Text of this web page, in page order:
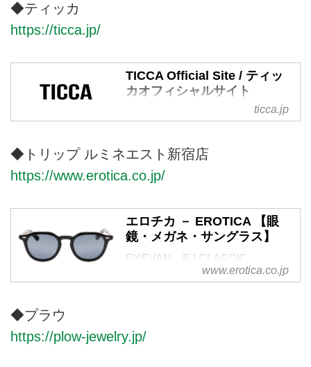
◆ティッカ
https://ticca.jp/
TICCA Official Site / ティッ
カオフィシャルサイト
自由でしなやかでエレガントなブ
ィシャルサイトです。
ticca.jp
◆トリップ ルミネエスト新宿店
https://www.erotica.co.jp/
エロチカ － EROTICA 【眼
鏡・メガネ・サングラス】
EYEVAN、BJ CLASSIC
COLLECTION、MOSCOT、
ップ。
www.erotica.co.jp
◆プラウ
https://plow-jewelry.jp/